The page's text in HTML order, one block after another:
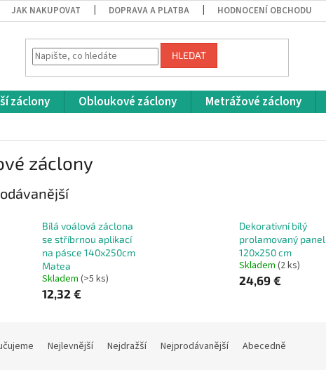
JAK NAKUPOVAT DOPRAVA A PLATBA HODNOCENÍ OBCHODU
HLEDAT
záclony Obloukové záclony Metrážové záclony
záclony
Bílá voálová záclona
se stříbrnou aplikací
na pásce 140x250cm
Matea
Skladem (>5 ks)
12,32 €
Dekorativní bílý
prolamovaný panel
120x250 cm
Skladem (2 ks)
24,69 €
Nejlevnější Nejdražší Nejprodávanější Abecedně